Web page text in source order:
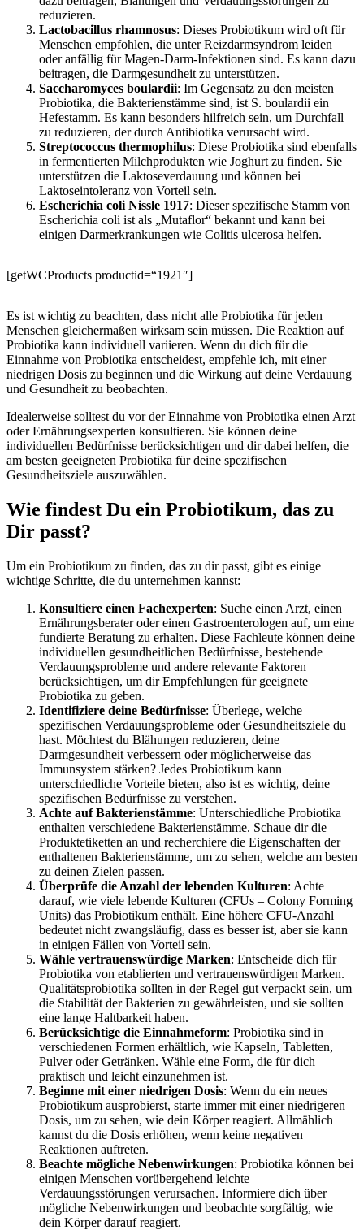
reduzieren.
Lactobacillus rhamnosus: Dieses Probiotikum wird oft für
Menschen empfohlen, die unter Reizdarmsyndrom leiden
oder anfällig für Magen-Darm-Infektionen sind. Es kann dazu
beitragen, die Darmgesundheit zu unterstützen.
Saccharomyces boulardii: Im Gegensatz zu den meisten
Probiotika, die Bakterienstämme sind, ist S. boulardii ein
Hefestamm. Es kann besonders hilfreich sein, um Durchfall
zu reduzieren, der durch Antibiotika verursacht wird.
Streptococcus thermophilus: Diese Probiotika sind ebenfalls
in fermentierten Milchprodukten wie Joghurt zu finden. Sie
unterstützen die Laktoseverdauung und können bei
Laktoseintoleranz von Vorteil sein.
Escherichia coli Nissle 1917: Dieser spezifische Stamm von
Escherichia coli ist als „Mutaflor“ bekannt und kann bei
einigen Darmerkrankungen wie Colitis ulcerosa helfen.
[getWCProducts productid=“1921″]
Es ist wichtig zu beachten, dass nicht alle Probiotika für jeden
Menschen gleichermaßen wirksam sein müssen. Die Reaktion auf
Probiotika kann individuell variieren. Wenn du dich für die
Einnahme von Probiotika entscheidest, empfehle ich, mit einer
niedrigen Dosis zu beginnen und die Wirkung auf deine Verdauung
und Gesundheit zu beobachten.
Idealerweise solltest du vor der Einnahme von Probiotika einen Arzt
oder Ernährungsexperten konsultieren. Sie können deine
individuellen Bedürfnisse berücksichtigen und dir dabei helfen, die
am besten geeigneten Probiotika für deine spezifischen
Gesundheitsziele auszuwählen.
Wie findest Du ein Probiotikum, das zu
Dir passt?
Um ein Probiotikum zu finden, das zu dir passt, gibt es einige
wichtige Schritte, die du unternehmen kannst:
Konsultiere einen Fachexperten: Suche einen Arzt, einen
Ernährungsberater oder einen Gastroenterologen auf, um eine
fundierte Beratung zu erhalten. Diese Fachleute können deine
individuellen gesundheitlichen Bedürfnisse, bestehende
Verdauungsprobleme und andere relevante Faktoren
berücksichtigen, um dir Empfehlungen für geeignete
Probiotika zu geben.
Identifiziere deine Bedürfnisse: Überlege, welche
spezifischen Verdauungsprobleme oder Gesundheitsziele du
hast. Möchtest du Blähungen reduzieren, deine
Darmgesundheit verbessern oder möglicherweise das
Immunsystem stärken? Jedes Probiotikum kann
unterschiedliche Vorteile bieten, also ist es wichtig, deine
spezifischen Bedürfnisse zu verstehen.
Achte auf Bakterienstämme: Unterschiedliche Probiotika
enthalten verschiedene Bakterienstämme. Schaue dir die
Produktetiketten an und recherchiere die Eigenschaften der
enthaltenen Bakterienstämme, um zu sehen, welche am besten
zu deinen Zielen passen.
Überprüfe die Anzahl der lebenden Kulturen: Achte
darauf, wie viele lebende Kulturen (CFUs – Colony Forming
Units) das Probiotikum enthält. Eine höhere CFU-Anzahl
bedeutet nicht zwangsläufig, dass es besser ist, aber sie kann
in einigen Fällen von Vorteil sein.
Wähle vertrauenswürdige Marken: Entscheide dich für
Probiotika von etablierten und vertrauenswürdigen Marken.
Qualitätsprobiotika sollten in der Regel gut verpackt sein, um
die Stabilität der Bakterien zu gewährleisten, und sie sollten
eine lange Haltbarkeit haben.
Berücksichtige die Einnahmeform: Probiotika sind in
verschiedenen Formen erhältlich, wie Kapseln, Tabletten,
Pulver oder Getränken. Wähle eine Form, die für dich
praktisch und leicht einzunehmen ist.
Beginne mit einer niedrigen Dosis: Wenn du ein neues
Probiotikum ausprobierst, starte immer mit einer niedrigeren
Dosis, um zu sehen, wie dein Körper reagiert. Allmählich
kannst du die Dosis erhöhen, wenn keine negativen
Reaktionen auftreten.
Beachte mögliche Nebenwirkungen: Probiotika können bei
einigen Menschen vorübergehend leichte
Verdauungsstörungen verursachen. Informiere dich über
mögliche Nebenwirkungen und beobachte sorgfältig, wie
dein Körper darauf reagiert.